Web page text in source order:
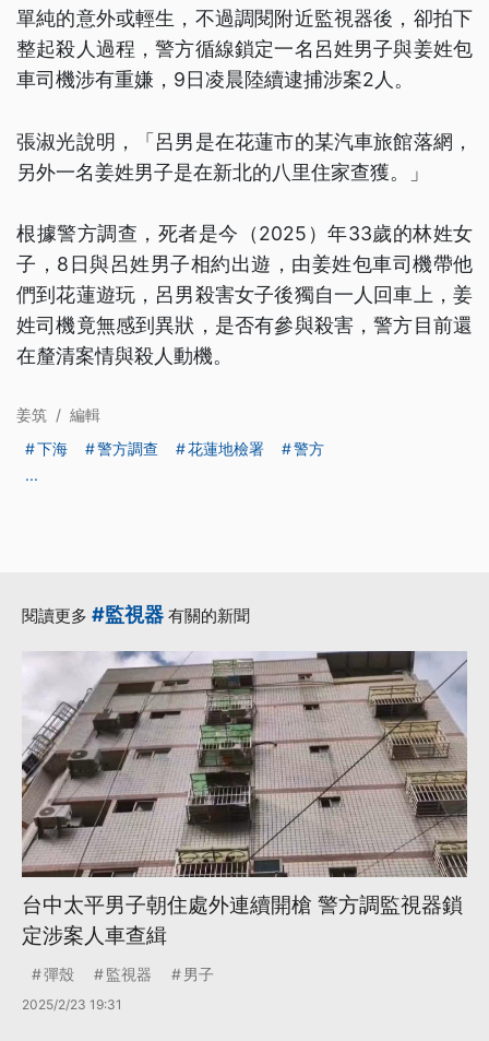
單純的意外或輕生，不過調閱附近監視器後，卻拍下
整起殺人過程，警方循線鎖定一名呂姓男子與姜姓包
車司機涉有重嫌，9日凌晨陸續逮捕涉案2人。
張淑光說明，「呂男是在花蓮市的某汽車旅館落網，
另外一名姜姓男子是在新北的八里住家查獲。」
根據警方調查，死者是今（2025）年33歲的林姓女
子，8日與呂姓男子相約出遊，由姜姓包車司機帶他
們到花蓮遊玩，呂男殺害女子後獨自一人回車上，姜
姓司機竟無感到異狀，是否有參與殺害，警方目前還
在釐清案情與殺人動機。
姜筑 / 編輯
下海
警方調查 花蓮地檢署
警方
...
閱讀更多 #監視器 有關的新聞
台中太平男子朝住處外連續開槍 警方調監視器鎖
定涉案人車查緝
彈殼 監視器 男子
2025/2/23 19:31